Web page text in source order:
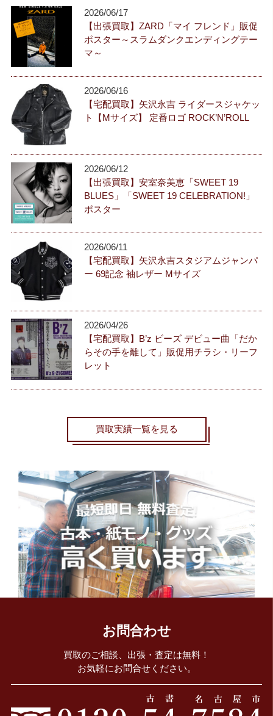
2026/06/17
【出張買取】ZARD「マイ フレンド」販促
ポスター～スラムダンクエンディングテー
マ～
2026/06/16
【宅配買取】矢沢永吉 ライダースジャケッ
ト【Mサイズ】 定番ロゴ ROCK’N’ROLL
2026/06/12
【出張買取】安室奈美恵「SWEET 19
BLUES」「SWEET 19 CELEBRATION!」
ポスター
2026/06/11
【宅配買取】矢沢永吉スタジアムジャンパ
ー 69記念 袖レザー Mサイズ
2026/04/26
【宅配買取】B’z ビーズ デビュー曲「だか
らその手を離して」販促用チラシ・リーフ
レット
買取実績一覧を見る
お問合わせ
買取のご相談、出張・査定は無料！
お気軽にお問合せください。